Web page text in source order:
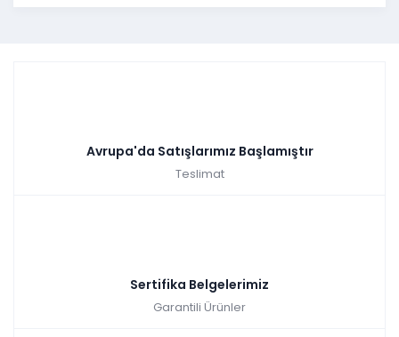
Avrupa'da Satışlarımız Başlamıştır
Teslimat
Sertifika Belgelerimiz
Garantili Ürünler